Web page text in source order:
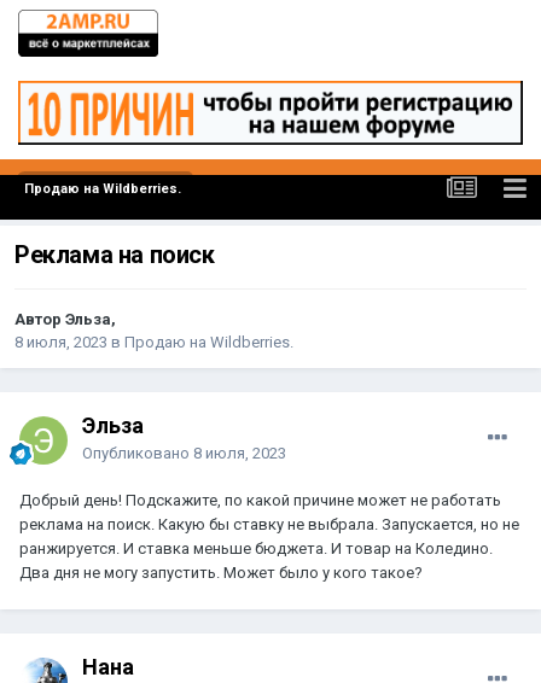
Продаю на Wildberries.
Реклама на поиск
Автор Эльза,
8 июля, 2023 в Продаю на Wildberries.
Эльза
Опубликовано 8 июля, 2023
Добрый день! Подскажите, по какой причине может не работать
реклама на поиск. Какую бы ставку не выбрала. Запускается, но не
ранжируется. И ставка меньше бюджета. И товар на Коледино.
Два дня не могу запустить. Может было у кого такое?
Нана